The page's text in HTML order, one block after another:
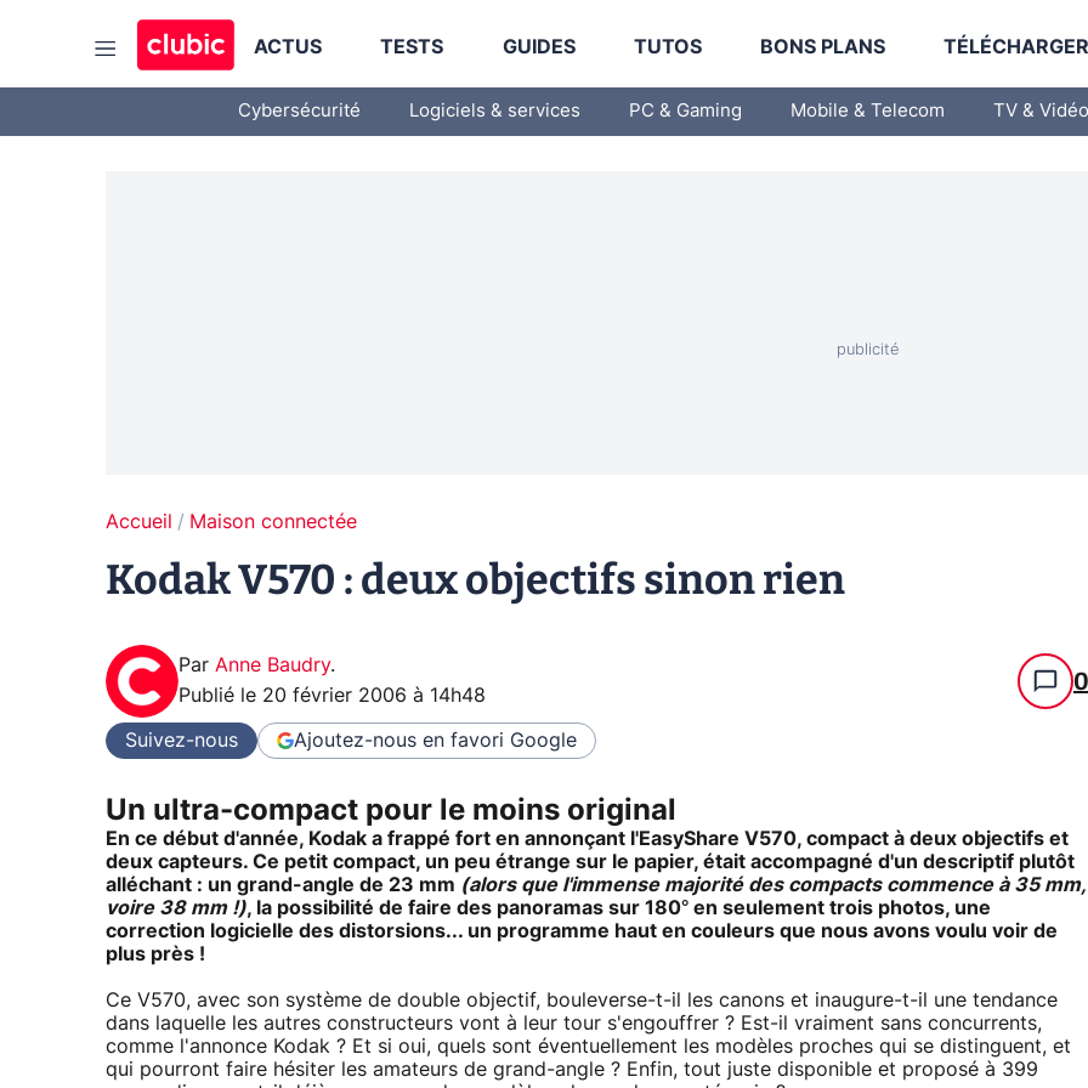
ACTUS TESTS GUIDES TUTOS BONS PLANS
Cybersécurité Logiciels & services PC & Gaming Mobile & Telecom TV & Vidéo
Accueil Maison connectée
Kodak V570 : deux objectifs sinon rien
Par Anne Baudry.
Publié le 20 février 2006 à 14h48 0
Suivez-nous Ajoutez-nous en favori Google
Un ultra-compact pour le moins original
En ce début d'année, Kodak a frappé fort en annonçant l'EasyShare V570, compact à deux objectifs et
deux capteurs. Ce petit compact, un peu étrange sur le papier, était accompagné d'un descriptif plutôt
alléchant : un grand-angle de 23 mm (alors que l'immense majorité des compacts commence à 35 mm,
voire 38 mm !), la possibilité de faire des panoramas sur 180° en seulement trois photos, une
correction logicielle des distorsions... un programme haut en couleurs que nous avons voulu voir de
plus près !
Ce V570, avec son système de double objectif, bouleverse-t-il les canons et inaugure-t-il une tendance
dans laquelle les autres constructeurs vont à leur tour s'engouffrer ? Est-il vraiment sans concurrents,
comme l'annonce Kodak ? Et si oui, quels sont éventuellement les modèles proches qui se distinguent, et
qui pourront faire hésiter les amateurs de grand-angle ? Enfin, tout juste disponible et proposé à 399